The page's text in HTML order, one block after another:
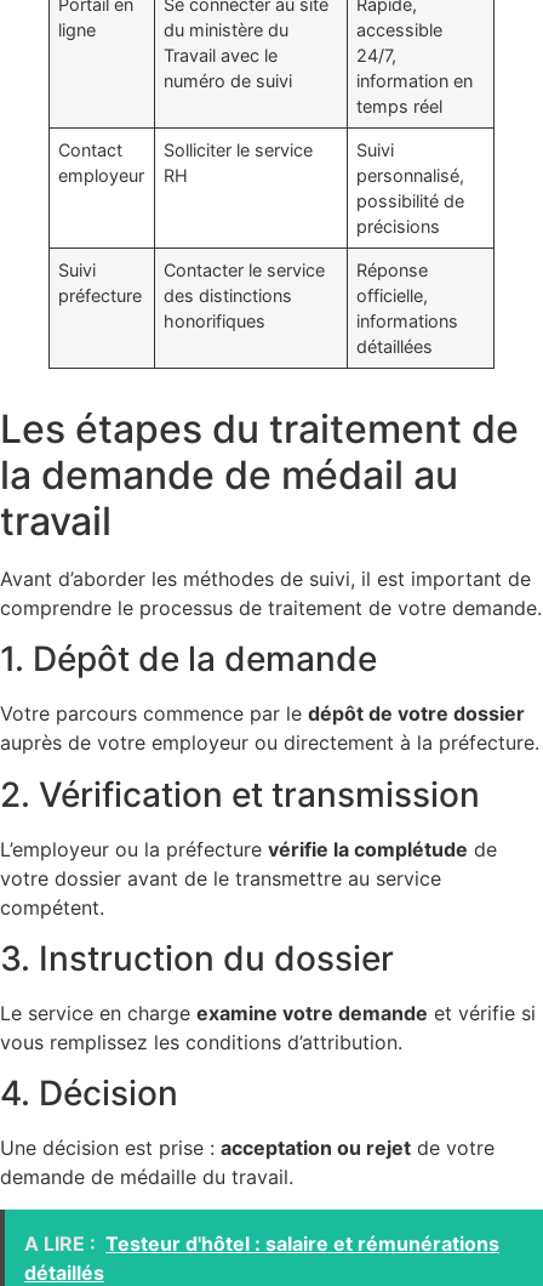
ligne
du ministère du
Travail avec le
numéro de suivi
accessible
24/7,
information en
temps réel
Contact
employeur
Solliciter le service
RH
Suivi
personnalisé,
possibilité de
précisions
Suivi
préfecture
Contacter le service
des distinctions
honorifiques
Réponse
officielle,
informations
détaillées
Les étapes du traitement de
la demande de médail au
travail
Avant d’aborder les méthodes de suivi, il est important de
comprendre le processus de traitement de votre demande.
1. Dépôt de la demande
Votre parcours commence par le dépôt de votre dossier
auprès de votre employeur ou directement à la préfecture.
2. Vérification et transmission
L’employeur ou la préfecture vérifie la complétude de
votre dossier avant de le transmettre au service
compétent.
3. Instruction du dossier
Le service en charge examine votre demande et vérifie si
vous remplissez les conditions d’attribution.
4. Décision
Une décision est prise : acceptation ou rejet de votre
demande de médaille du travail.
A LIRE : Testeur d'hôtel : salaire et rémunérations
détaillés